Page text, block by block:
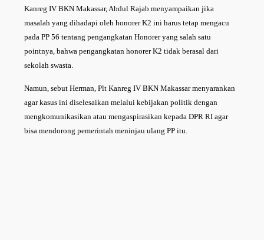
Kanreg IV BKN Makassar, Abdul Rajab menyampaikan jika
masalah yang dihadapi oleh honorer K2 ini harus tetap mengacu
pada PP 56 tentang pengangkatan Honorer yang salah satu
pointnya, bahwa pengangkatan honorer K2 tidak berasal dari
sekolah swasta.
Namun, sebut Herman, Plt Kanreg IV BKN Makassar menyarankan
agar kasus ini diselesaikan melalui kebijakan politik dengan
mengkomunikasikan atau mengaspirasikan kepada DPR RI agar
bisa mendorong pemerintah meninjau ulang PP itu.